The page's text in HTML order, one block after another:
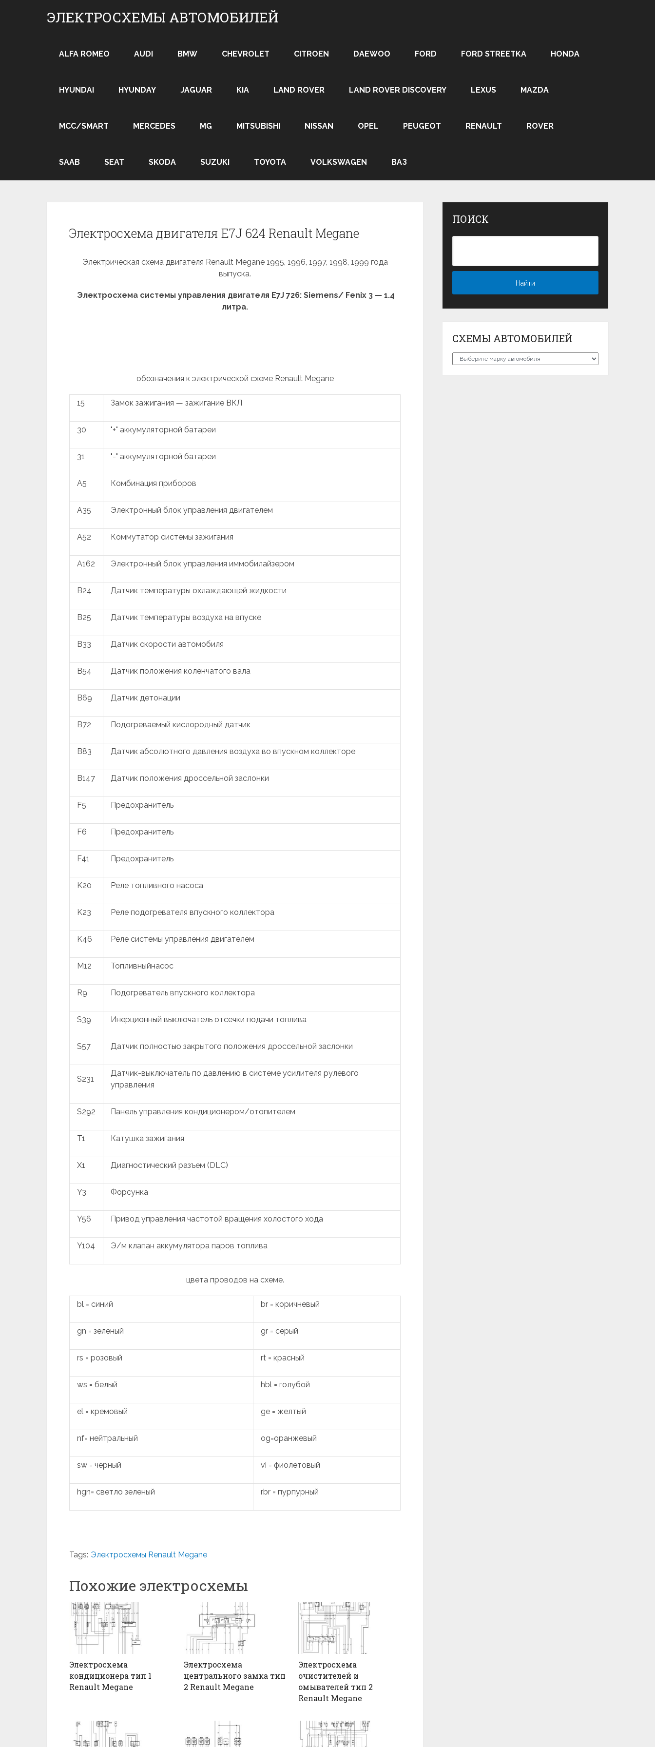
ЭЛЕКТРОСХЕМЫ АВТОМОБИЛЕЙ
ALFA ROMEO AUDI BMW CHEVROLET CITROEN DAEWOO FORD FORD STREETKA HONDA
HYUNDAI HYUNDAY JAGUAR KIA LAND ROVER LAND ROVER DISCOVERY LEXUS MAZDA
MCC/SMART MERCEDES MG MITSUBISHI NISSAN OPEL PEUGEOT RENAULT ROVER
SAAB SEAT SKODA SUZUKI TOYOTA VOLKSWAGEN ВАЗ
Электросхема двигателя E7J 624 Renault Megane
Электрическая схема двигателя Renault Megane 1995, 1996, 1997, 1998, 1999 года
выпуска.
Электросхема системы управления двигателя E7J 726: Siemens/ Fenix 3 — 1.4
литра.
обозначения к электрической схеме Renault Megane
15 Замок зажигания — зажигание ВКЛ
30 "+" аккумуляторной батареи
31 "-" аккумуляторной батареи
A5 Комбинация приборов
A35 Электронный блок управления двигателем
A52 Коммутатор системы зажигания
A162 Электронный блок управления иммобилайзером
B24 Датчик температуры охлаждающей жидкости
B25 Датчик температуры воздуха на впуске
B33 Датчик скорости автомобиля
B54 Датчик положения коленчатого вала
B69 Датчик детонации
B72 Подогреваемый кислородный датчик
B83 Датчик абсолютного давления воздуха во впускном коллекторе
B147 Датчик положения дроссельной заслонки
F5 Предохранитель
F6 Предохранитель
F41 Предохранитель
K20 Реле топливного насоса
K23 Реле подогревателя впускного коллектора
K46 Реле системы управления двигателем
M12 Топливныйнасос
R9 Подогреватель впускного коллектора
S39 Инерционный выключатель отсечки подачи топлива
S57 Датчик полностью закрытого положения дроссельной заслонки
S231
Датчик-выключатель по давлению в системе усилителя рулевого
управления
S292 Панель управления кондиционером/отопителем
T1 Катушка зажигания
X1 Диагностический разъем (DLC)
Y3 Форсунка
Y56 Привод управления частотой вращения холостого хода
Y104 Э/м клапан аккумулятора паров топлива
цвета проводов на схеме.
bl = синий br = коричневый
gn = зеленый gr = серый
rs = розовый rt = красный
ws = белый hbl = голубой
el = кремовый ge = желтый
nf= нейтральный og=оранжевый
sw = черный vi = фиолетовый
hgn= светло зеленый rbr = пурпурный
Tags: Электросхемы Renault Megane
Похожие электросхемы
Электросхема
кондиционера тип 1
Renault Megane
Электросхема
центрального замка тип
2 Renault Megane
Электросхема
очистителей и
омывателей тип 2
Renault Megane
ПОИСК
СХЕМЫ АВТОМОБИЛЕЙ
Схемы